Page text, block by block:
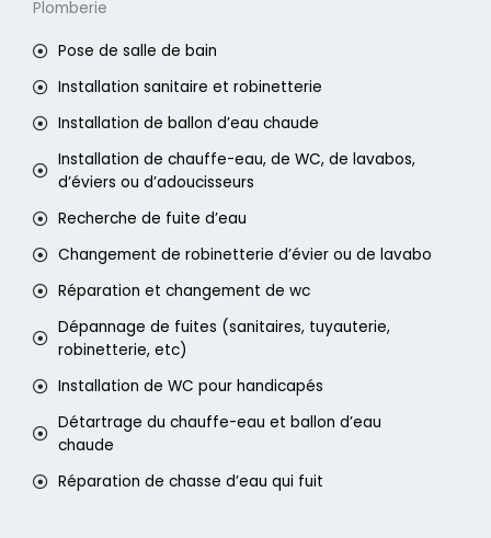
Plomberie
Pose de salle de bain
Installation sanitaire et robinetterie
Installation de ballon d’eau chaude
Installation de chauffe-eau, de WC, de lavabos,
d’éviers ou d’adoucisseurs
Recherche de fuite d’eau
Changement de robinetterie d’évier ou de lavabo
Réparation et changement de wc
Dépannage de fuites (sanitaires, tuyauterie,
robinetterie, etc)
Installation de WC pour handicapés
Détartrage du chauffe-eau et ballon d’eau
chaude
Réparation de chasse d’eau qui fuit